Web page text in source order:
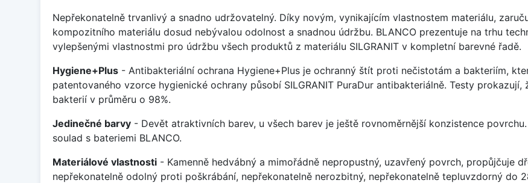
Nepřekonatelně trvanlivý a snadno udržovatelný. Díky novým, vynikajícím vlastnostem materiálu,
kompozitního materiálu dosud nebývalou odolnost a snadnou údržbu. BLANCO prezentuje na trhu
vylepšenými vlastnostmi pro údržbu všech produktů z materiálu SILGRANIT v kompletní barevné řadě.
Hygiene+Plus - Antibakteriální ochrana Hygiene+Plus je ochranný štít proti nečistotám a bakteriím,
patentovaného vzorce hygienické ochrany působí SILGRANIT PuraDur antibakteriálně. Testy
bakterií v průměru o 98%.
Jedinečné barvy - Devět atraktivních barev, u všech barev je ještě rovnoměrnější konzistence
soulad s bateriemi BLANCO.
Materiálové vlastnosti - Kamenně hedvábný a mimořádně nepropustný, uzavřený povrch, propůjčuje
nepřekonatelně odolný proti poškrábání, nepřekonatelně nerozbitný, nepřekonatelně tepluvzdorný do